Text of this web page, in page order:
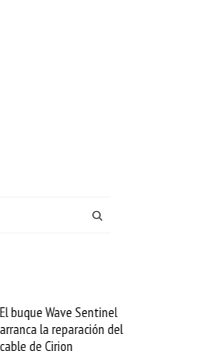
Uber se lleva PedidosYa y
sabemos todo lo que puede
mejorar tecnológicamente